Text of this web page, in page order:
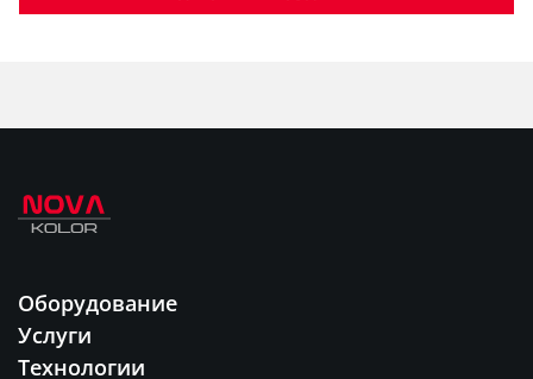
Оборудование
Услуги
Технологии